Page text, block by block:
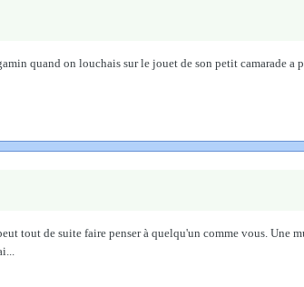
quand on louchais sur le jouet de son petit camarade
tout de suite faire penser à quelqu'un comme vous. Une